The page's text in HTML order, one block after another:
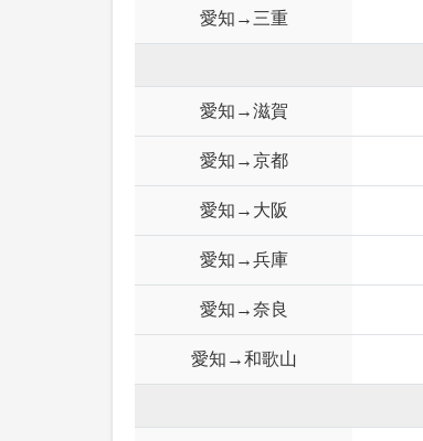
愛知→三重
愛知→滋賀
愛知→京都
愛知→大阪
愛知→兵庫
愛知→奈良
愛知→和歌山